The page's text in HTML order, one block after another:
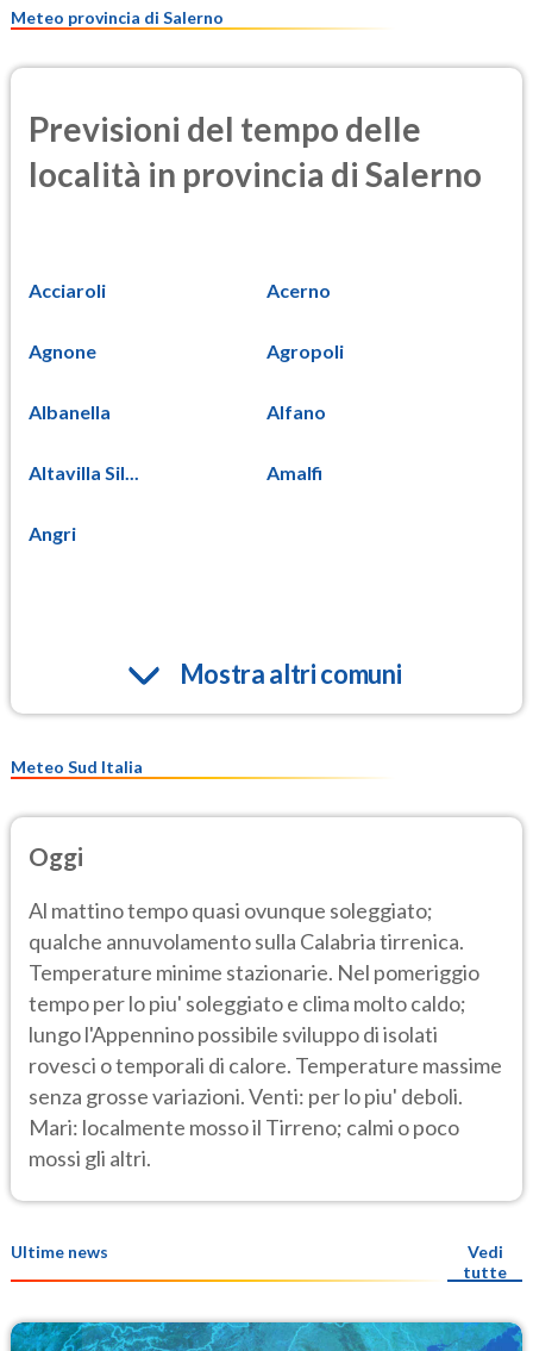
Meteo provincia di Salerno
Previsioni del tempo delle
località in provincia di Salerno
Acciaroli Acerno
Agnone Agropoli
Albanella Alfano
Altavilla Sil... Amalfi
Angri
Mostra altri comuni
Meteo Sud Italia
Oggi
Al mattino tempo quasi ovunque soleggiato;
qualche annuvolamento sulla Calabria tirrenica.
Temperature minime stazionarie. Nel pomeriggio
tempo per lo piu' soleggiato e clima molto caldo;
lungo l'Appennino possibile sviluppo di isolati
rovesci o temporali di calore. Temperature massime
senza grosse variazioni. Venti: per lo piu' deboli.
Mari: localmente mosso il Tirreno; calmi o poco
mossi gli altri.
Ultime news
Vedi
tutte